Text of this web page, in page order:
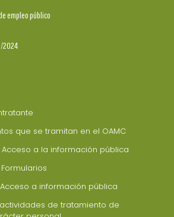
empleo público
2024
que se tramitan en el OAMC
a la información pública
a información pública
de tratamiento de